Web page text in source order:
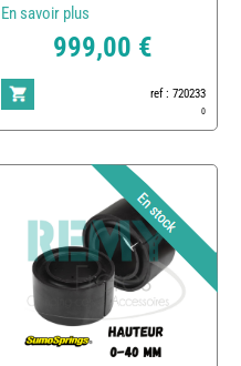
En savoir plus
999,00 €
ref : 720233
0